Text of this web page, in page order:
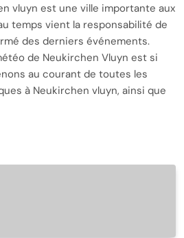
vluyn est une ville importante aux
temps vient la responsabilité de
des derniers événements.
de Neukirchen Vluyn est si
au courant de toutes les
à Neukirchen vluyn, ainsi que